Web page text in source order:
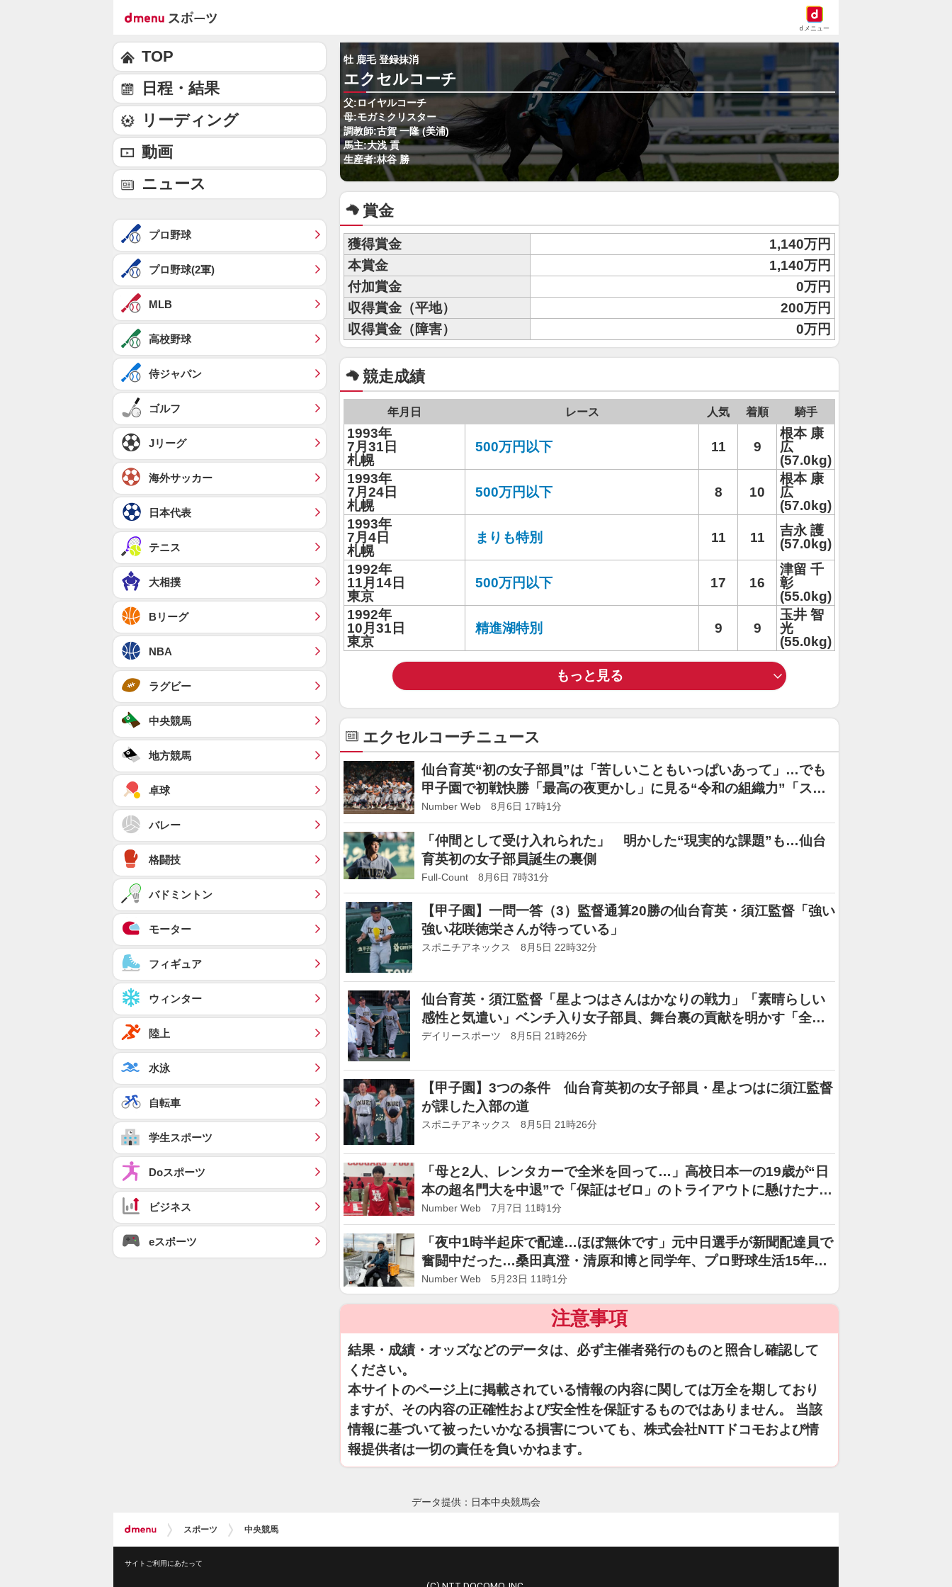
dメニュー
牡 鹿毛 登録抹消
エクセルコーチ
父:ロイヤルコーチ
母:モガミクリスター
調教師:古賀 一隆 (美浦)
馬主:大浅 貢
生産者:林谷 勝
賞金
獲得賞金
1,140万円
本賞金
1,140万円
付加賞金
0万円
収得賞金（平地）
200万円
収得賞金（障害）
0万円
競走成績
年月日 レース 人気 着順 騎手
1993年
7月31日
札幌
500万円以下 11 9
根本 康
広
(57.0kg)
1993年
7月24日
札幌
500万円以下 8 10
根本 康
広
(57.0kg)
1993年
7月4日
札幌
まりも特別 11 11
吉永 護
(57.0kg)
1992年
11月14日
東京
500万円以下 17 16
津留 千
彰
(55.0kg)
1992年
10月31日
東京
精進湖特別 9 9
玉井 智
光
(55.0kg)
もっと見る
エクセルコーチニュース
仙台育英“初の女子部員”は「苦しいこともいっぱいあって」…でも
甲子園で初戦快勝「最高の夜更かし」に見る“令和の組織力”「スト
レスなくプレーを…」
Number Web 8月6日 17時1分
「仲間として受け入れられた」 明かした“現実的な課題”も…仙台
育英初の女子部員誕生の裏側
Full-Count 8月6日 7時31分
【甲子園】一問一答（3）監督通算20勝の仙台育英・須江監督「強い
強い花咲徳栄さんが待っている」
スポニチアネックス 8月5日 22時32分
仙台育英・須江監督「星よつはさんはかなりの戦力」「素晴らしい
感性と気遣い」ベンチ入り女子部員、舞台裏の貢献を明かす「全て
満たしてきた」
デイリースポーツ 8月5日 21時26分
【甲子園】3つの条件 仙台育英初の女子部員・星よつはに須江監督
が課した入部の道
スポニチアネックス 8月5日 21時26分
「母と2人、レンタカーで全米を回って…」高校日本一の19歳が“日
本の超名門大を中退”で「保証はゼロ」のトライアウトに懸けたナゼ
「自分の道筋が…」
Number Web 7月7日 11時1分
「夜中1時半起床で配達…ほぼ無休です」元中日選手が新聞配達員で
奮闘中だった…桑田真澄・清原和博と同学年、プロ野球生活15年の
男「なんとかなるさ」―2026上半期読まれた記事
Number Web 5月23日 11時1分
注意事項
結果・成績・オッズなどのデータは、必ず主催者発行のものと照合し確認して
ください。
本サイトのページ上に掲載されている情報の内容に関しては万全を期しており
ますが、その内容の正確性および安全性を保証するものではありません。 当該
情報に基づいて被ったいかなる損害についても、株式会社NTTドコモおよび情
報提供者は一切の責任を負いかねます。
TOP
日程・結果
リーディング
動画
ニュース
プロ野球
プロ野球(2軍)
MLB
高校野球
侍ジャパン
ゴルフ
Jリーグ
海外サッカー
日本代表
テニス
大相撲
Bリーグ
NBA
ラグビー
中央競馬
地方競馬
卓球
バレー
格闘技
バドミントン
モーター
フィギュア
ウィンター
陸上
水泳
自転車
学生スポーツ
Doスポーツ
ビジネス
eスポーツ
データ提供：日本中央競馬会
スポーツ 中央競馬
サイトご利用にあたって